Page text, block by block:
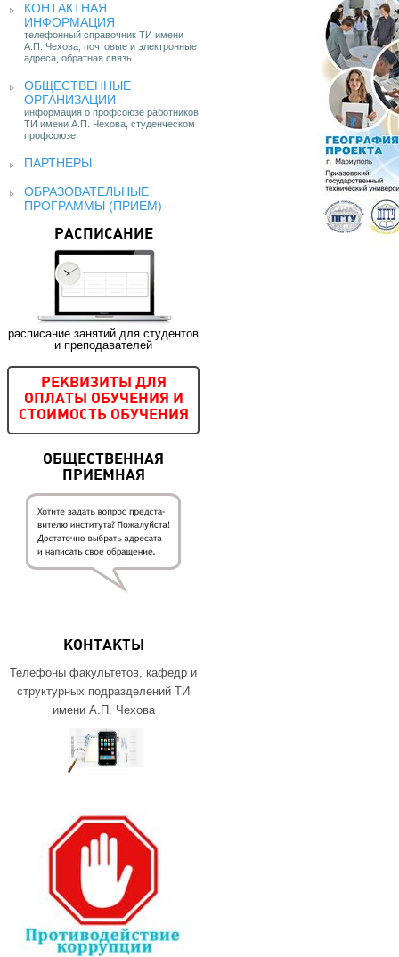
КОНТАКТНАЯ
ИНФОРМАЦИЯ
телефонный справочник ТИ имени
А.П. Чехова, почтовые и электронные
адреса, обратная связь
ОБЩЕСТВЕННЫЕ
ОРГАНИЗАЦИИ
информация о профсоюзе работников
ТИ имени А.П. Чехова, студенческом
профсоюзе
ПАРТНЕРЫ
ОБРАЗОВАТЕЛЬНЫЕ
ПРОГРАММЫ (ПРИЕМ)
РАСПИСАНИЕ
расписание занятий для студентов
и преподавателей
РЕКВИЗИТЫ ДЛЯ
ОПЛАТЫ ОБУЧЕНИЯ И
СТОИМОСТЬ ОБУЧЕНИЯ
ОБЩЕСТВЕННАЯ
ПРИЕМНАЯ
КОНТАКТЫ
Телефоны факультетов, кафедр и
структурных подразделений ТИ
имени А.П. Чехова